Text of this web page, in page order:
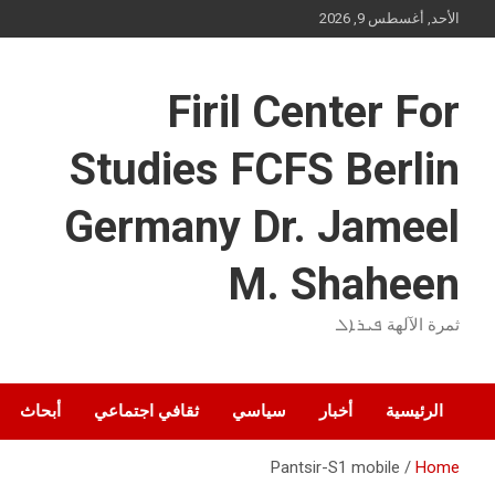
to
الأحد, أغسطس 9, 2026
Firil Center For
Studies FCFS Berlin
Germany Dr. Jameel
M. Shaheen
ثمرة الآلهة ܦܝܪܐܠ
الرئيسية أخبار سياسي ثقافي اجتماعي أبحاث
Home
Pantsir-S1 mobile